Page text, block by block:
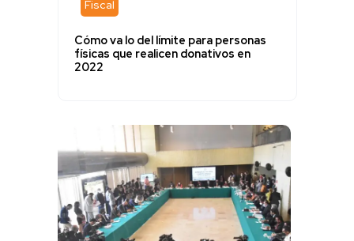
Fiscal
Cómo va lo del límite para personas
físicas que realicen donativos en
2022